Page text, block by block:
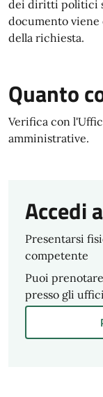
dei diritti politici
documento viene
della richiesta.
Quanto
Verifica con
amministrative.
Accedi
Presentarsi
competente
Puoi
presso gli